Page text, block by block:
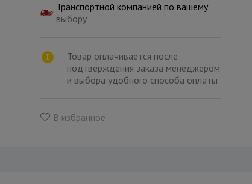
Транспортной компанией по вашему
выбору
Товар оплачивается после
подтверждения заказа менеджером
и выбора удобного способа оплаты
В избранное